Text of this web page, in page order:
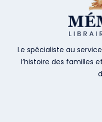
Le spécialiste au
l’histoire des familles